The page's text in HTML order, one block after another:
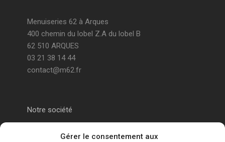
Gérer le consentement aux
Menuiseries 62 à Arques
400 chemin du lobel Z.A du lobel B
62 510 ARQUES
03 21 38 14 44
contact@m62.fr
Notre société